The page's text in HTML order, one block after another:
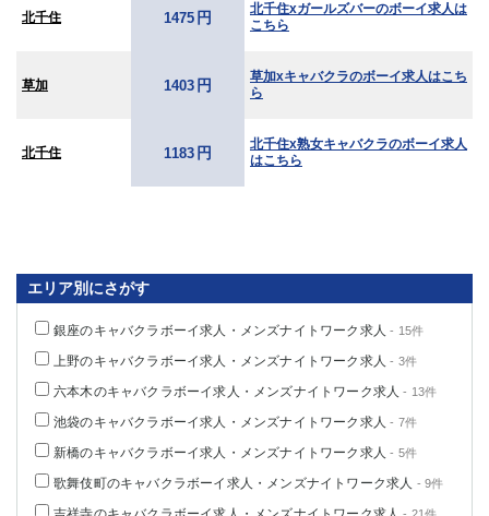
北千住 1475 円
北千住xガールズバーのボーイ求人は
こちら
草加 1403 円
草加xキャバクラのボーイ求人はこち
ら
北千住 1183 円
北千住x熟女キャバクラのボーイ求人
はこちら
エリア別にさがす
銀座のキャバクラボーイ求人・メンズナイトワーク求人 - 15件
上野のキャバクラボーイ求人・メンズナイトワーク求人 - 3件
六本木のキャバクラボーイ求人・メンズナイトワーク求人 - 13件
池袋のキャバクラボーイ求人・メンズナイトワーク求人 - 7件
新橋のキャバクラボーイ求人・メンズナイトワーク求人 - 5件
歌舞伎町のキャバクラボーイ求人・メンズナイトワーク求人 - 9件